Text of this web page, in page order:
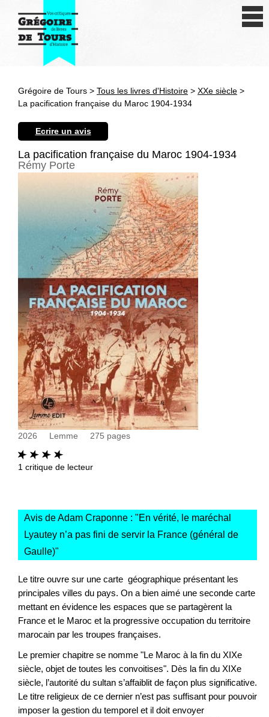
Antiquité
Epoque moderne
Révolution et XIXe siècle
XXe siècle
Autres civilisations
Thématiques
Grégoire de Tours > Tous les livres d'Histoire > XXe siècle >
La pacification française du Maroc 1904-1934
Ecrire un avis
La pacification française du Maroc 1904-1934
Rémy Porte
2026 Lemme 275 pages
1 critique de lecteur
Avis de Adam Craponne : "En vérité, le maréchal
Lyautey n’a pas fini de servir la France (général de
Gaulle)"
Le titre ouvre sur une carte géographique présentant les
principales villes du pays. On a bien aimé une seconde carte
mettant en évidence les espaces que se partagèrent la
France et le Maroc et la progressive occupation du territoire
marocain par les troupes françaises.
Le premier chapitre se nomme "Le Maroc à la fin du XIXe
siècle, objet de toutes les convoitises". Dès la fin du XIXe
siècle, l’autorité du sultan s’affaiblit de façon plus significative.
Le titre religieux de ce dernier n’est pas suffisant pour pouvoir
imposer la gestion du temporel et il doit envoyer